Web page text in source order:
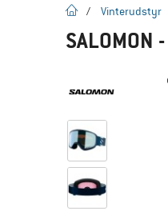
Hjemmeside
/ Vinterudstyr
SALOMON -